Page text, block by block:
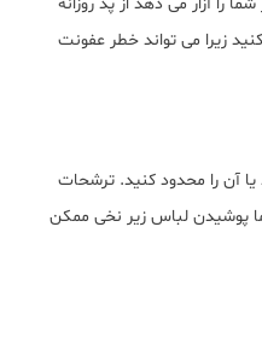
زیرا می تواند خطر عفونت
یا آن را محدود کنید. ترشحات
پوشیدن لباس زیر نخی ممکن